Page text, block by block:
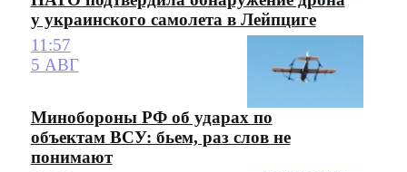
у украинского самолета в Лейпциге
11:57
5 АВГ
Минобороны РФ об ударах по
объектам ВСУ: бьем, раз слов не
понимают